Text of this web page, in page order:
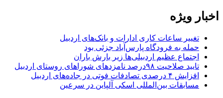
اخبار ویژه
تغییر ساعات کاری ادارات و بانک‌های اردبیل
حمله به فرودگاه پارس‌‌آباد جزئی بود
اجتماع عظیم اردبیلی‌ها زیر بارش باران
تایید صلاحیت ۹۸درصد نامزدهای شوراهای روستای اردبیل
افزایش ۴ درصدی تصادفات فوتی در جاده‌های اردبیل
مسابقات بین‌المللی اسکی آلپاین در سرعین